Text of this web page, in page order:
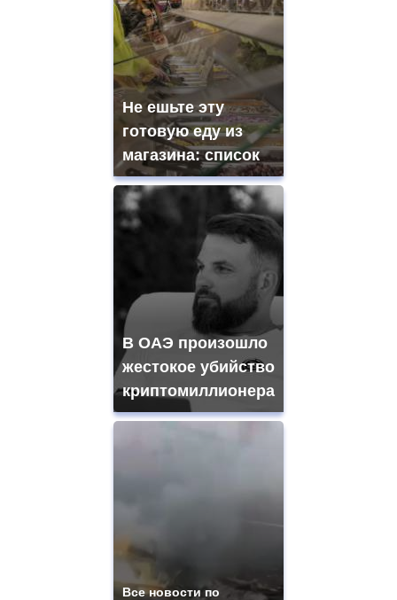
Не ешьте эту
готовую еду из
магазина: список
В ОАЭ произошло
жестокое убийство
криптомиллионера
Все новости по